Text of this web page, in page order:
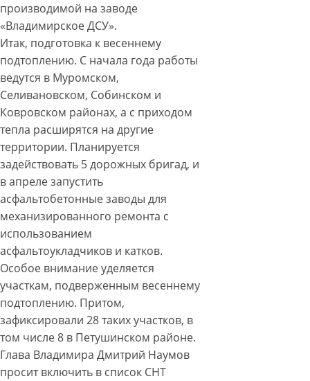
производимой на заводе
«Владимирское ДСУ».
Итак, подготовка к весеннему
подтоплению. С начала года работы
ведутся в Муромском,
Селивановском, Собинском и
Ковровском районах, а с приходом
тепла расширятся на другие
территории. Планируется
задействовать 5 дорожных бригад, и
в апреле запустить
асфальтобетонные заводы для
механизированного ремонта с
использованием
асфальтоукладчиков и катков.
Особое внимание уделяется
участкам, подверженным весеннему
подтоплению. Притом,
зафиксировали 28 таких участков, в
том числе 8 в Петушинском районе.
Глава Владимира Дмитрий Наумов
просит включить в список СНТ